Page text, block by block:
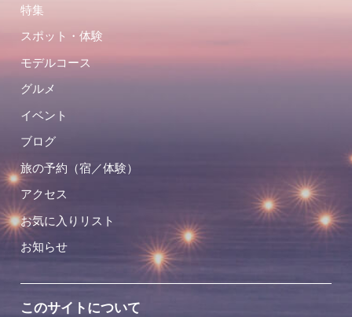
特集
スポット・体験
モデルコース
グルメ
イベント
ブログ
旅の予約（宿／体験）
アクセス
お気に入りリスト
お知らせ
このサイトについて